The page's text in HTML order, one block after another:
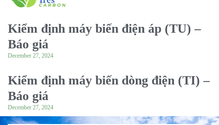
Kiểm định máy biến điện áp (TU) –
Báo giá
December 27, 2024
Kiểm định máy biến dòng điện (TI) –
Báo giá
December 27, 2024